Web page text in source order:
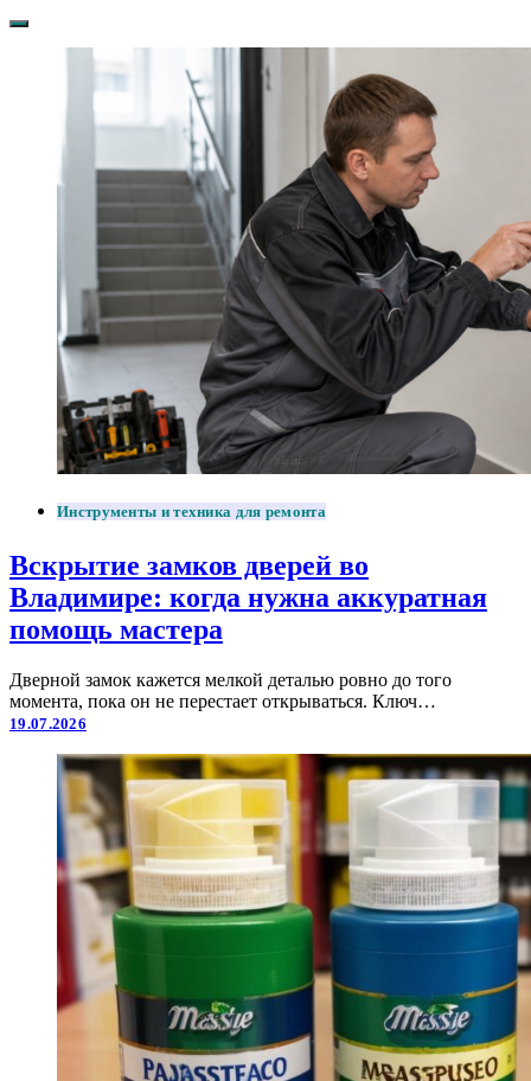
Инструменты и техника для ремонта
Вскрытие замков дверей во
Владимире: когда нужна аккуратная
помощь мастера
Дверной замок кажется мелкой деталью ровно до того
момента, пока он не перестает открываться. Ключ…
19.07.2026